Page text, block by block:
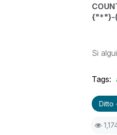
{"*"}-
Si
Tags:
Ditto